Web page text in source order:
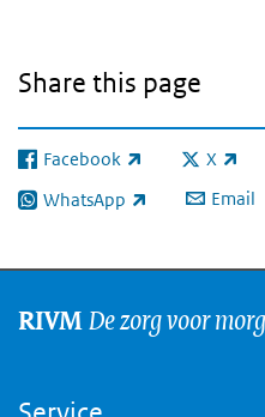
Share this page
Facebook
(link is external) X
(link is
WhatsApp
(link is external) Email
RIVMDe zorg voor